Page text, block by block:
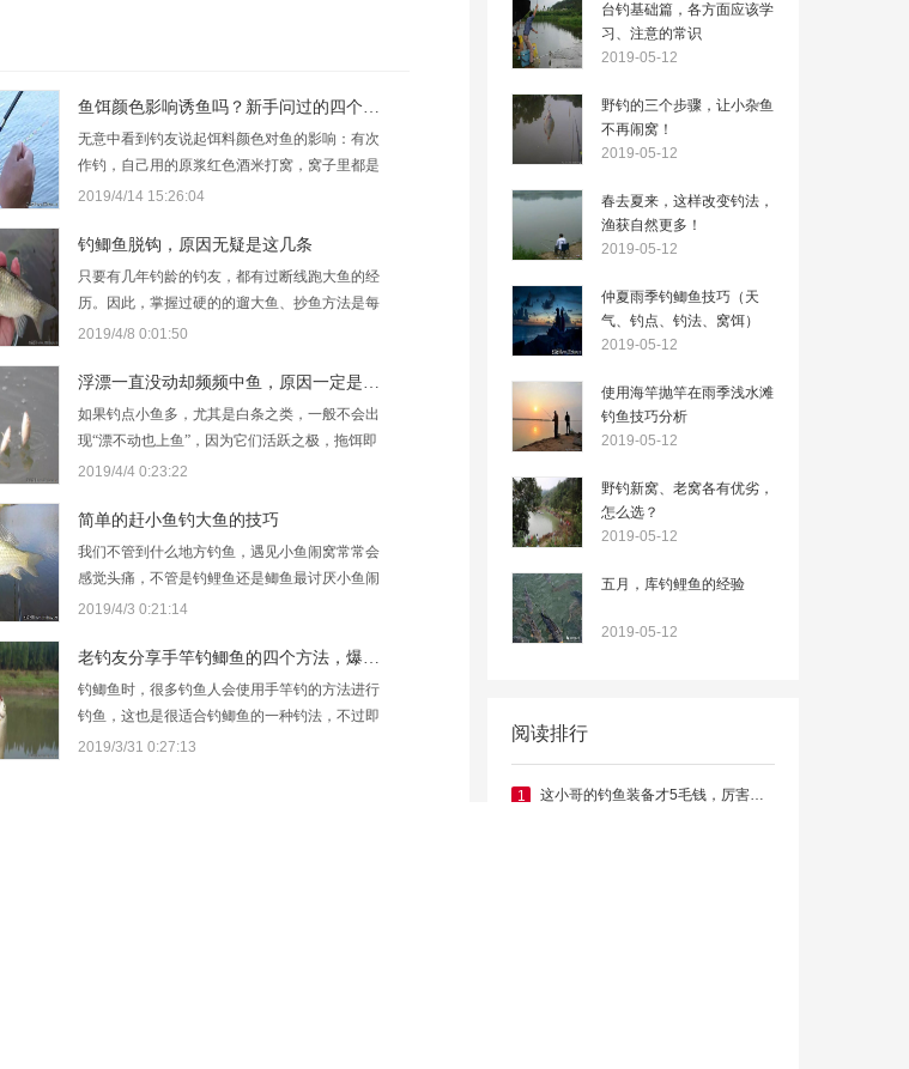
台钓基础篇，各方面应该学
习、注意的常识
2019-05-12
野钓的三个步骤，让小杂鱼
不再闹窝！
2019-05-12
春去夏来，这样改变钓法，
渔获自然更多！
2019-05-12
仲夏雨季钓鲫鱼技巧（天
气、钓点、钓法、窝饵）
2019-05-12
使用海竿抛竿在雨季浅水滩
钓鱼技巧分析
2019-05-12
野钓新窝、老窝各有优劣，
怎么选？
2019-05-12
五月，库钓鲤鱼的经验
2019-05-12
阅读排行
1 这小哥的钓鱼装备才5毛钱，厉害了！
鱼饵颜色影响诱鱼吗？新手问过的四个问题
无意中看到钓友说起饵料颜色对鱼的影响：有次
作钓，自己用的原浆红色酒米打窝，窝子里都是
鲫鱼，也没有鲤鱼星。 现如今市面上的浮漂种类
形漂，有三角形的、扁的，中间…
2019/4/14 15:26:04
钓鲫鱼脱钩，原因无疑是这几条
只要有几年钓龄的钓友，都有过断线跑大鱼的经
历。因此，掌握过硬的的遛大鱼、抄鱼方法是每
个钓友都非常重视的一项基本功，但在钓鲫鱼等
至有人认为，鲫鱼的挣扎力量小，只要吃进钩一
2019/4/8 0:01:50
浮漂一直没动却频频中鱼，原因一定是这几点
如果钓点小鱼多，尤其是白条之类，一般不会出
现“漂不动也上鱼”，因为它们活跃之极，拖饵即
走，信号之会乱而不会没有，但是对于鲫鱼，尤
好地吸饵，而是涮饵，或是快进快出…
2019/4/4 0:23:22
简单的赶小鱼钓大鱼的技巧
我们不管到什么地方钓鱼，遇见小鱼闹窝常常会
感觉头痛，不管是钓鲤鱼还是鲫鱼最讨厌小鱼闹
窝，之前说的方法，钓友都觉得比较麻烦，还不
道试过没有。 如果地方允许可以…
2019/4/3 0:21:14
老钓友分享手竿钓鲫鱼的四个方法，爆护不是事
钓鲫鱼时，很多钓鱼人会使用手竿钓的方法进行
钓鱼，这也是很适合钓鲫鱼的一种钓法，不过即
使是手竿钓，也有很多特别的方法，这篇文章为
2019/3/31 0:27:13